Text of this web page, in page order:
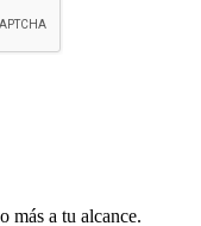
más a tu alcance.